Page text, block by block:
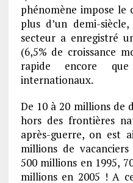
phénomène impose le
plus d’un demi-
secteur a enregistré
(6,5% de croissance
rapide encore
internationaux.
De 10 à 20 millions de
hors des frontières
après-guerre, on est
millions de
500 millions en 1995,
millions en 2005 ! A